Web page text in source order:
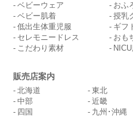
ベビーウェア
ベビー肌着
低出生体重児服
セレモニードレス
こだわり素材
おふ
授乳
ギフ
おも
販売店案内
北海道 東北
中部
近畿
四国
九州･沖縄